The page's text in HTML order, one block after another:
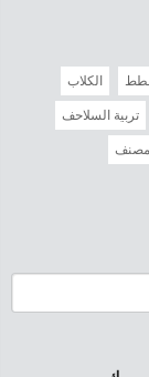
الكلاب
تربية السلاحف
مصنف